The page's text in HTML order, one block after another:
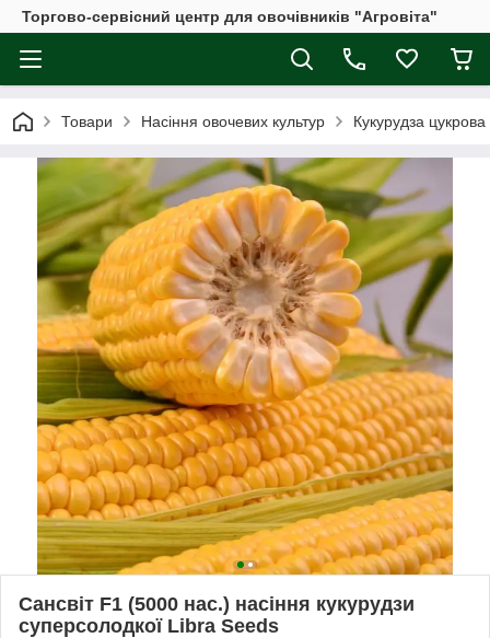
Торгово-сервісний центр для овочівників "Агровіта"
Товари Насіння овочевих культур Кукурудза цукрова
Сансвіт F1 (5000 нас.) насіння кукурудзи
суперсолодкої Libra Seeds